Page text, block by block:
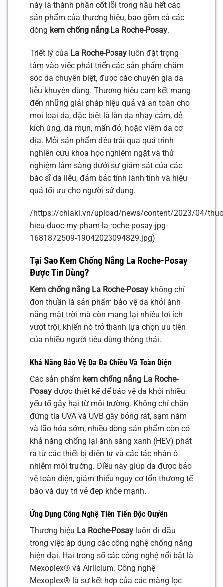
này là thành phần cốt lõi trong hầu hết các
sản phẩm của thương hiệu, bao gồm cả các
dòng kem chống nắng La Roche-Posay.
Triết lý của La Roche-Posay luôn đặt trọng
tâm vào việc phát triển các sản phẩm chăm
sóc da chuyên biệt, được các chuyên gia da
liễu khuyên dùng. Thương hiệu cam kết mang
đến những giải pháp hiệu quả và an toàn cho
mọi loại da, đặc biệt là làn da nhạy cảm, dễ
kích ứng, da mụn, mẩn đỏ, hoặc viêm da cơ
địa. Mỗi sản phẩm đều trải qua quá trình
nghiên cứu khoa học nghiêm ngặt và thử
nghiệm lâm sàng dưới sự giám sát của các
bác sĩ da liễu, đảm bảo tính lành tính và hiệu
quả tối ưu cho người sử dụng.
/https://chiaki.vn/upload/news/content/2023/04/
hieu-duoc-my-pham-la-roche-posay-jpg-
1681872509-19042023094829.jpg)
Tại Sao Kem Chống Nắng La Roche-Posay
Được Tin Dùng?
Kem chống nắng La Roche-Posay không chỉ
đơn thuần là sản phẩm bảo vệ da khỏi ánh
nắng mặt trời mà còn mang lại nhiều lợi ích
vượt trội, khiến nó trở thành lựa chọn ưu tiên
của nhiều người tiêu dùng thông thái.
Khả Năng Bảo Vệ Da Đa Chiều Và Toàn Diện
Các sản phẩm kem chống nắng La Roche-
Posay được thiết kế để bảo vệ da khỏi nhiều
yếu tố gây hại từ môi trường. Không chỉ chặn
đứng tia UVA và UVB gây bỏng rát, sạm nám
và lão hóa sớm, nhiều dòng sản phẩm còn có
khả năng chống lại ánh sáng xanh (HEV) phát
ra từ các thiết bị điện tử và các tác nhân ô
nhiễm môi trường. Điều này giúp da được bảo
vệ toàn diện, giảm thiểu nguy cơ tổn thương tế
bào và duy trì vẻ đẹp khỏe mạnh.
Ứng Dụng Công Nghệ Tiên Tiến Độc Quyền
Thương hiệu La Roche-Posay luôn đi đầu
trong việc áp dụng các công nghệ chống nắng
hiện đại. Hai trong số các công nghệ nổi bật là
Mexoplex® và Airlicium. Công nghệ
Mexoplex® là sự kết hợp của các màng lọc